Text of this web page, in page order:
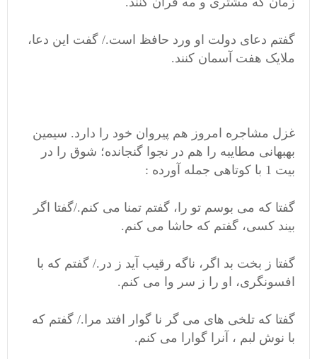
گفتم دعای دولت او ورد حافظ است./ گفت این دعا،
ملایک هفت آسمان کنند.
غزل مشاجره امروز هم پیروان خود را دارد. سیمین
بهبهانی مطایبه را هم در نجوا گنجانده؛ شوق را در
بیت 1 با کوتاهی جمله آورده :
گفتا که می بوسم تو را، گفتم تمنا می کنم./گفتا اگر
بیند کسی، گفتم که حاشا می کنم.
گفتا ز بخت بد اگر، ناگه رقیب آید ز در./ گفتم که با
افسونگری، او را ز سر وا می کنم.
گفتا که تلخی های می گر نا گوار افتد مرا./ گفتم که
با نوش لبم ، آنرا گوارا می کنم.